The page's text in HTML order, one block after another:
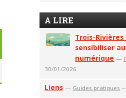
A LIRE
Trois-
sensibiliser
numérique —
30/01/2026
Liens — Guides pratiques